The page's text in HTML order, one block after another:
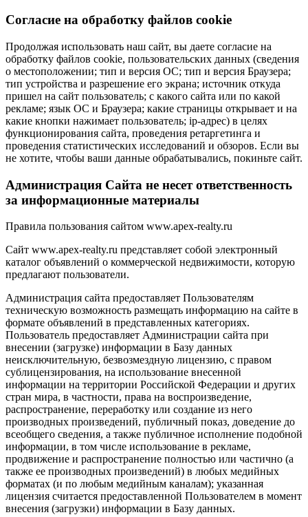
Cогласие на обработку файлов cookie
Продолжая использовать наш сайт, вы даете согласие на
обработку файлов cookie, пользовательских данных (сведения
о местоположении; тип и версия ОС; тип и версия Браузера;
тип устройства и разрешение его экрана; источник откуда
пришел на сайт пользователь; с какого сайта или по какой
рекламе; язык ОС и Браузера; какие страницы открывает и на
какие кнопки нажимает пользователь; ip-адрес) в целях
функционирования сайта, проведения ретаргетинга и
проведения статистических исследований и обзоров. Если вы
не хотите, чтобы ваши данные обрабатывались, покиньте сайт.
Администрация Сайта не несет ответственность
за информационные материалы
Правила пользования сайтом www.apex-realty.ru
Сайт www.apex-realty.ru представляет собой электронный
каталог объявлений о коммерческой недвижимости, которую
предлагают пользователи.
Администрация сайта предоставляет Пользователям
техническую возможность размещать информацию на сайте в
формате объявлений в представленных категориях.
Пользователь предоставляет Администрации сайта при
внесении (загрузке) информации в Базу данных
неисключительную, безвозмездную лицензию, с правом
сублицензирования, на использование внесенной
информации на территории Российской Федерации и других
стран мира, в частности, права на воспроизведение,
распространение, переработку или создание из него
производных произведений, публичный показ, доведение до
всеобщего сведения, а также публичное исполнение подобной
информации, в том числе использование в рекламе,
продвижение и распространение полностью или частично (а
также ее производных произведений) в любых медийных
форматах (и по любым медийным каналам); указанная
лицензия считается предоставленной Пользователем в момент
внесения (загрузки) информации в Базу данных.